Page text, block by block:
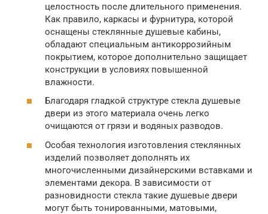
целостность после длительного применения.
Как правило, каркасы и фурнитура, которой
оснащены стеклянные душевые кабины,
обладают специальным антикоррозийным
покрытием, которое дополнительно защищает
конструкции в условиях повышенной
влажности.
Благодаря гладкой структуре стекла душевые
двери из этого материала очень легко
очищаются от грязи и водяных разводов.
Особая технология изготовления стеклянных
изделий позволяет дополнять их
многочисленными дизайнерскими вставками и
элементами декора. В зависимости от
разновидности стекла такие душевые двери
могут быть тонированными, матовыми,